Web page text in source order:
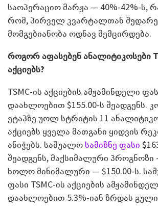
საოპერაციო მარჟა — 40%-42%-ს,
რომ, პირველ კვარტალთან
მომგებიანობა ოდნავ შემცირდება.
როგორ აფასებენ ანალიტიკოსები
აქციებს?
TSMC-ის აქციების ამჟამინდელი
დაახლოებით $155.00-ს შეადგენს.
ეტაპზე უოლ სტრიტის 11
აქციებს ყველა მათგანი ყიდვის
ანიჭებს. საშუალო სამიზნე ფასი
შეადგენს, მაქსიმალური პროგნოზი
ხოლო მინიმალური — $150.00-ს.
ფასი TSMC-ის აქციების
დაახლოებით 5.3%-იან ზრდას